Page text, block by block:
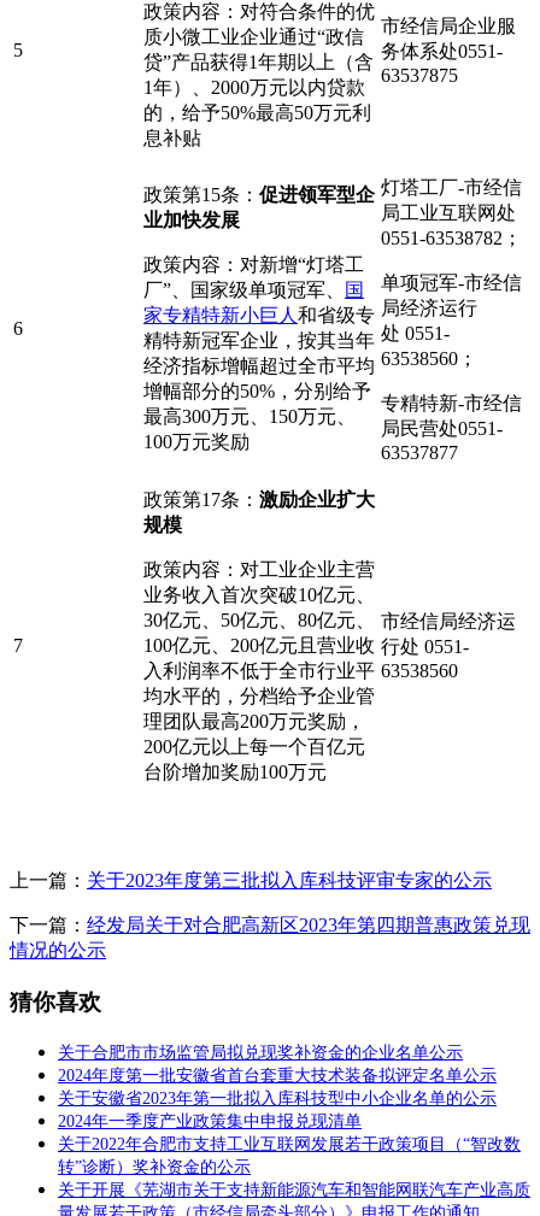
5
政策内容：对符合条件的优
质小微工业企业通过“政信
贷”产品获得1年期以上（含
1年）、2000万元以内贷款
的，给予50%最高50万元利
息补贴
市经信局企业服
务体系处0551-
63537875
6
政策第15条： 促进领军型企
业加快发展
政策内容：对新增“灯塔工
厂”、国家级单项冠军、
国
家专精特新小巨人和省级专
精特新冠军企业，按其当年
经济指标增幅超过全市平均
增幅部分的50%，分别给予
最高300万元、150万元、
100万元奖励
灯塔工厂-市经信
局工业互联网处
0551-63538782；
单项冠军-市经信
局经济运行
处 0551-
63538560；
专精特新-市经信
局民营处0551-
63537877
7
政策第17条： 激励企业扩大
规模
政策内容：对工业企业主营
业务收入首次突破10亿元、
30亿元、50亿元、80亿元、
100亿元、200亿元且营业收
入利润率不低于全市行业平
均水平的，分档给予企业管
理团队最高200万元奖励，
200亿元以上每一个百亿元
台阶增加奖励100万元
市经信局经济运
行处 0551-
63538560
上一篇： 关于2023年度第三批拟入库科技评审专家的公示
下一篇： 经发局关于对合肥高新区2023年第四期普惠政策兑现
情况的公示
猜你喜欢
关于合肥市市场监管局拟兑现奖补资金的企业名单公示
2024年度第一批安徽省首台套重大技术装备拟评定名单公示
关于安徽省2023年第一批拟入库科技型中小企业名单的公示
2024年一季度产业政策集中申报兑现清单
关于2022年合肥市支持工业互联网发展若干政策项目（“智改数
转”诊断）奖补资金的公示
关于开展《芜湖市关于支持新能源汽车和智能网联汽车产业高质